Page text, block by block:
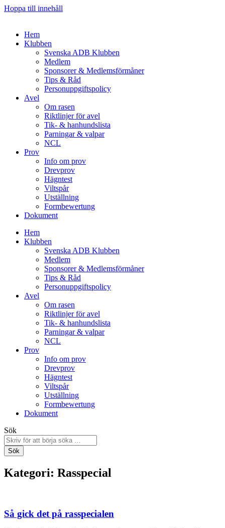
Hoppa till innehåll
Hem
Klubben
Svenska ADB Klubben
Medlem
Sponsorer & Medlemsförmåner
Tips & Råd
Personuppgiftspolicy
Avel
Om rasen
Riktlinjer för avel
Tik- & hanhundslista
Parningar & valpar
NCL
Prov
Info om prov
Drevprov
Hägntest
Viltspår
Utställning
Formbewertung
Dokument
Hem
Klubben
Svenska ADB Klubben
Medlem
Sponsorer & Medlemsförmåner
Tips & Råd
Personuppgiftspolicy
Avel
Om rasen
Riktlinjer för avel
Tik- & hanhundslista
Parningar & valpar
NCL
Prov
Info om prov
Drevprov
Hägntest
Viltspår
Utställning
Formbewertung
Dokument
Sök
Sök
Kategori: Rasspecial
Så gick det på rasspecialen